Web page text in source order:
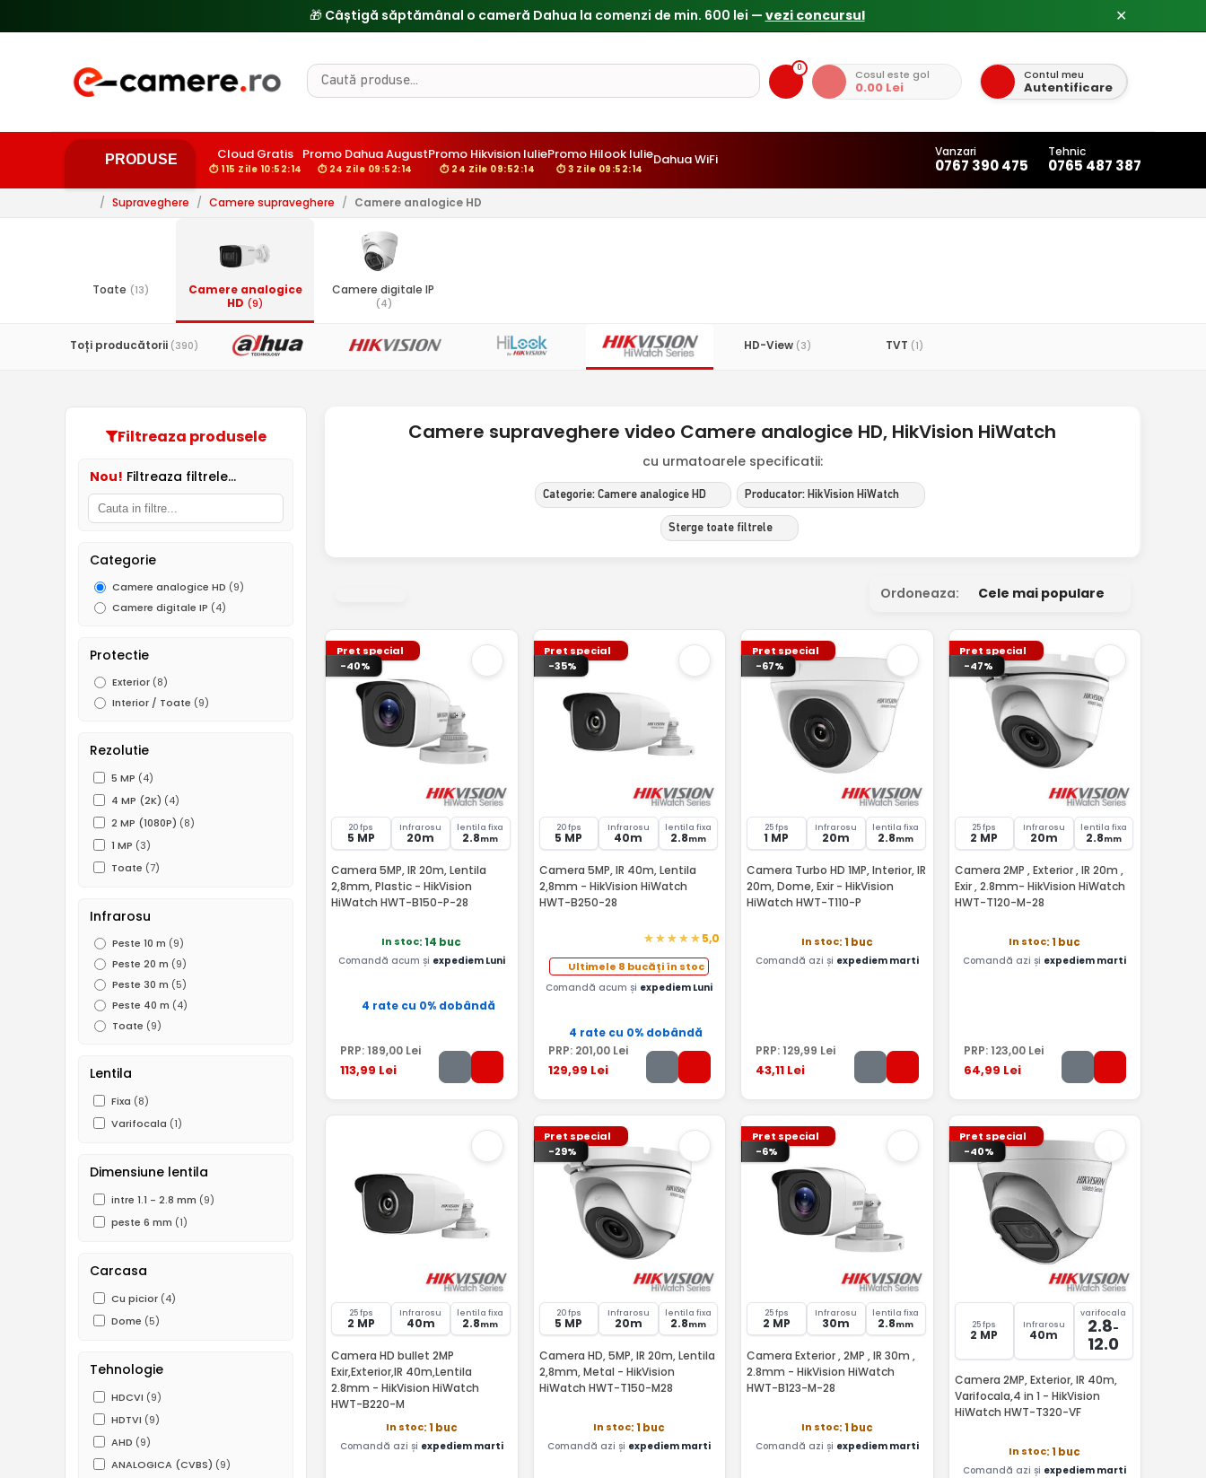
🎁 Câștigă săptămânal o cameră Dahua la comenzi de min. 600 lei — vezi concursul ✕
0 Cosul este gol
0.00 Lei
Contul meu
Autentificare
PRODUSE Cloud Gratis
⏱ 115 Zile 10:52:13
Promo Dahua August
⏱ 24 Zile 09:52:13
Promo Hikvision Iulie
⏱ 24 Zile 09:52:13
Promo Hilook Iulie
⏱ 3 Zile 09:52:13
Dahua WiFi Vanzari
0767 390 475
Tehnic
0765 487 387
/ Supraveghere / Camere supraveghere / Camere analogice HD
Toate (13)
Camere analogice
HD (9)
Camere digitale IP
(4)
Toți producătorii (390) HD-View (3) TVT (1)
Filtreaza produsele
Nou! Filtreaza filtrele...
Categorie
Camere analogice HD (9)
Camere digitale IP (4)
Protectie
Exterior (8)
Interior / Toate (9)
Rezolutie
5 MP (4)
4 MP (2K) (4)
2 MP (1080P) (8)
1 MP (3)
Toate (7)
Infrarosu
Peste 10 m (9)
Peste 20 m (9)
Peste 30 m (5)
Peste 40 m (4)
Toate (9)
Lentila
Fixa (8)
Varifocala (1)
Dimensiune lentila
intre 1.1 - 2.8 mm (9)
peste 6 mm (1)
Carcasa
Cu picior (4)
Dome (5)
Tehnologie
HDCVI (9)
HDTVI (9)
AHD (9)
ANALOGICA (CVBS) (9)
Camere supraveghere video Camere analogice HD, HikVision HiWatch
cu urmatoarele specificatii:
Categorie: Camere analogice HD Producator: HikVision HiWatch
Sterge toate filtrele
Ordoneaza: Cele mai populare
Pret special
-40%
20 fps
5 MP
Infrarosu
20m
lentila fixa
2.8mm
Camera 5MP, IR 20m, Lentila
2,8mm, Plastic - HikVision
HiWatch HWT-B150-P-28
In stoc: 14 buc
Comandă acum și expediem Luni
4 rate cu 0% dobândă
PRP: 189,00 Lei
113,99 Lei
Pret special
-35%
20 fps
5 MP
Infrarosu
40m
lentila fixa
2.8mm
Camera 5MP, IR 40m, Lentila
2,8mm - HikVision HiWatch
HWT-B250-28
5,0
Ultimele 8 bucăți în stoc
Comandă acum și expediem Luni
4 rate cu 0% dobândă
PRP: 201,00Lei
129,99 Lei
Pret special
-67%
25 fps
1 MP
Infrarosu
20m
lentila fixa
2.8mm
Camera Turbo HD 1MP, Interior, IR
20m, Dome, Exir - HikVision
HiWatch HWT-T110-P
In stoc: 1 buc
Comandă azi și expediem marti
PRP: 129,99 Lei
43,11 Lei
Pret special
-47%
25 fps
2 MP
Infrarosu
20m
lentila fixa
2.8mm
Camera 2MP , Exterior , IR 20m ,
Exir , 2.8mm- HikVision HiWatch
HWT-T120-M-28
In stoc: 1 buc
Comandă azi și expediem marti
PRP: 123,00Lei
64,99 Lei
25 fps
2 MP
Infrarosu
40m
lentila fixa
2.8mm
Camera HD bullet 2MP
Exir,Exterior,IR 40m,Lentila
2.8mm - HikVision HiWatch
HWT-B220-M
In stoc: 1 buc
Comandă azi și expediem marti
Pret special
-29%
20 fps
5 MP
Infrarosu
20m
lentila fixa
2.8mm
Camera HD, 5MP, IR 20m, Lentila
2,8mm, Metal - HikVision
HiWatch HWT-T150-M28
In stoc: 1 buc
Comandă azi și expediem marti
Pret special
-6%
25 fps
2 MP
Infrarosu
30m
lentila fixa
2.8mm
Camera Exterior , 2MP , IR 30m ,
2.8mm - HikVision HiWatch
HWT-B123-M-28
In stoc: 1 buc
Comandă azi și expediem marti
Pret special
-40%
25 fps
2 MP
Infrarosu
40m
varifocala
2.8-
12.0
Camera 2MP, Exterior, IR 40m,
Varifocala,4 in 1 - HikVision
HiWatch HWT-T320-VF
In stoc: 1 buc
Comandă azi și expediem marti